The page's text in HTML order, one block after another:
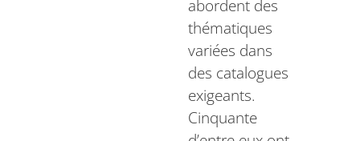
abordent des
thématiques
variées dans
des catalogues
exigeants.
Cinquante